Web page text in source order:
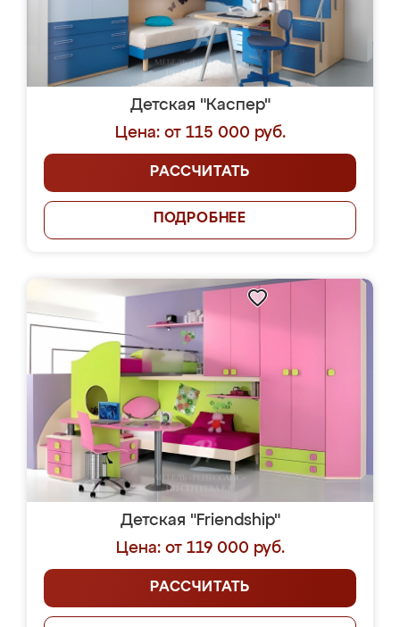
Детская "Каспер"
Цена: от 115 000 руб.
РАССЧИТАТЬ
ПОДРОБНЕЕ
Детская "Friendship"
Цена: от 119 000 руб.
РАССЧИТАТЬ